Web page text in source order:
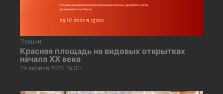
Лекции
Красная площадь на видовых открытках
начала XX века
29 апреля 2022 15:00